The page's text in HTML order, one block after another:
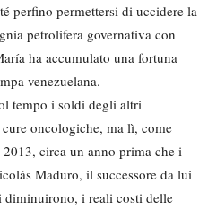
perfino permettersi di uccidere la
petrolifera governativa con
ha accumulato una fortuna
venezuelana.
tempo i soldi degli altri
oncologiche, ma lì, come
circa un anno prima che i
Maduro, il successore da lui
diminuirono, i reali costi delle